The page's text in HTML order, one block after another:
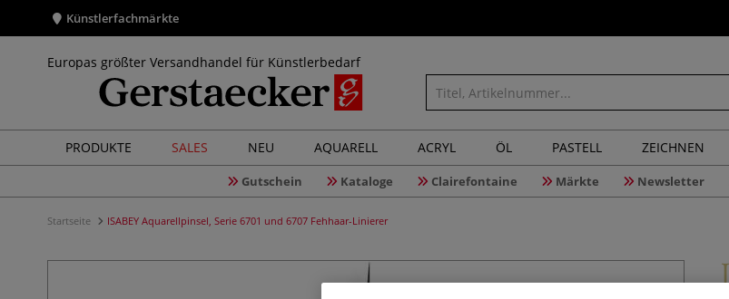
Künstlerfachmärkte
Europas größter Versandhandel für Künstlerbedarf
PRODUKTE SALES NEU AQUARELL ACRYL ÖL PASTELL ZEICHNEN
Gutschein Kataloge Clairefontaine Märkte Newsletter
Startseite ISABEY Aquarellpinsel, Serie 6701 und 6707 Fehhaar-Linierer